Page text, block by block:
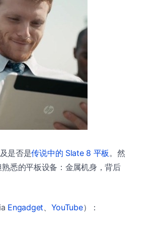
是否是传说中的 Slate 8 平板 。然
悉的平板设备：金属机身，背后
Engadget YouTube）：